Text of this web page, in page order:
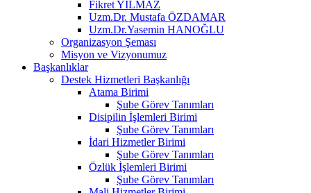
Fikret YILMAZ
Uzm.Dr. Mustafa ÖZDAMAR
Uzm.Dr.Yasemin HANOĞLU
Organizasyon Şeması
Misyon ve Vizyonumuz
Başkanlıklar
Destek Hizmetleri Başkanlığı
Atama Birimi
Şube Görev Tanımları
Disipilin İşlemleri Birimi
Şube Görev Tanımları
İdari Hizmetler Birimi
Şube Görev Tanımları
Özlük İşlemleri Birimi
Şube Görev Tanımları